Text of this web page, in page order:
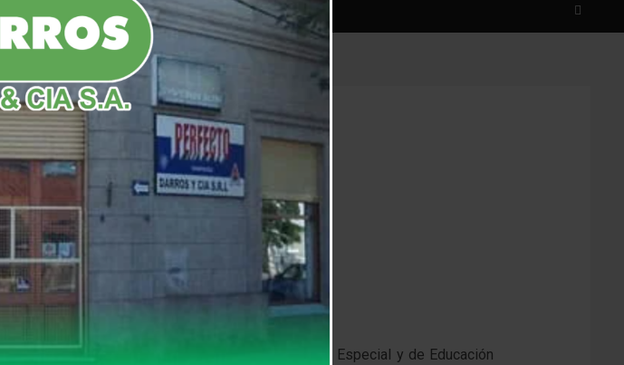
por las Direcciones Provinciales de Educación Especial y de Educación